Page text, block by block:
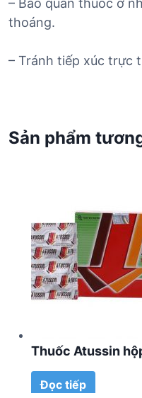
– Bảo quản thuốc ở
thoáng.
– Tránh tiếp xúc trực
Sản phẩm
Thuốc Atussin
Đọc tiếp